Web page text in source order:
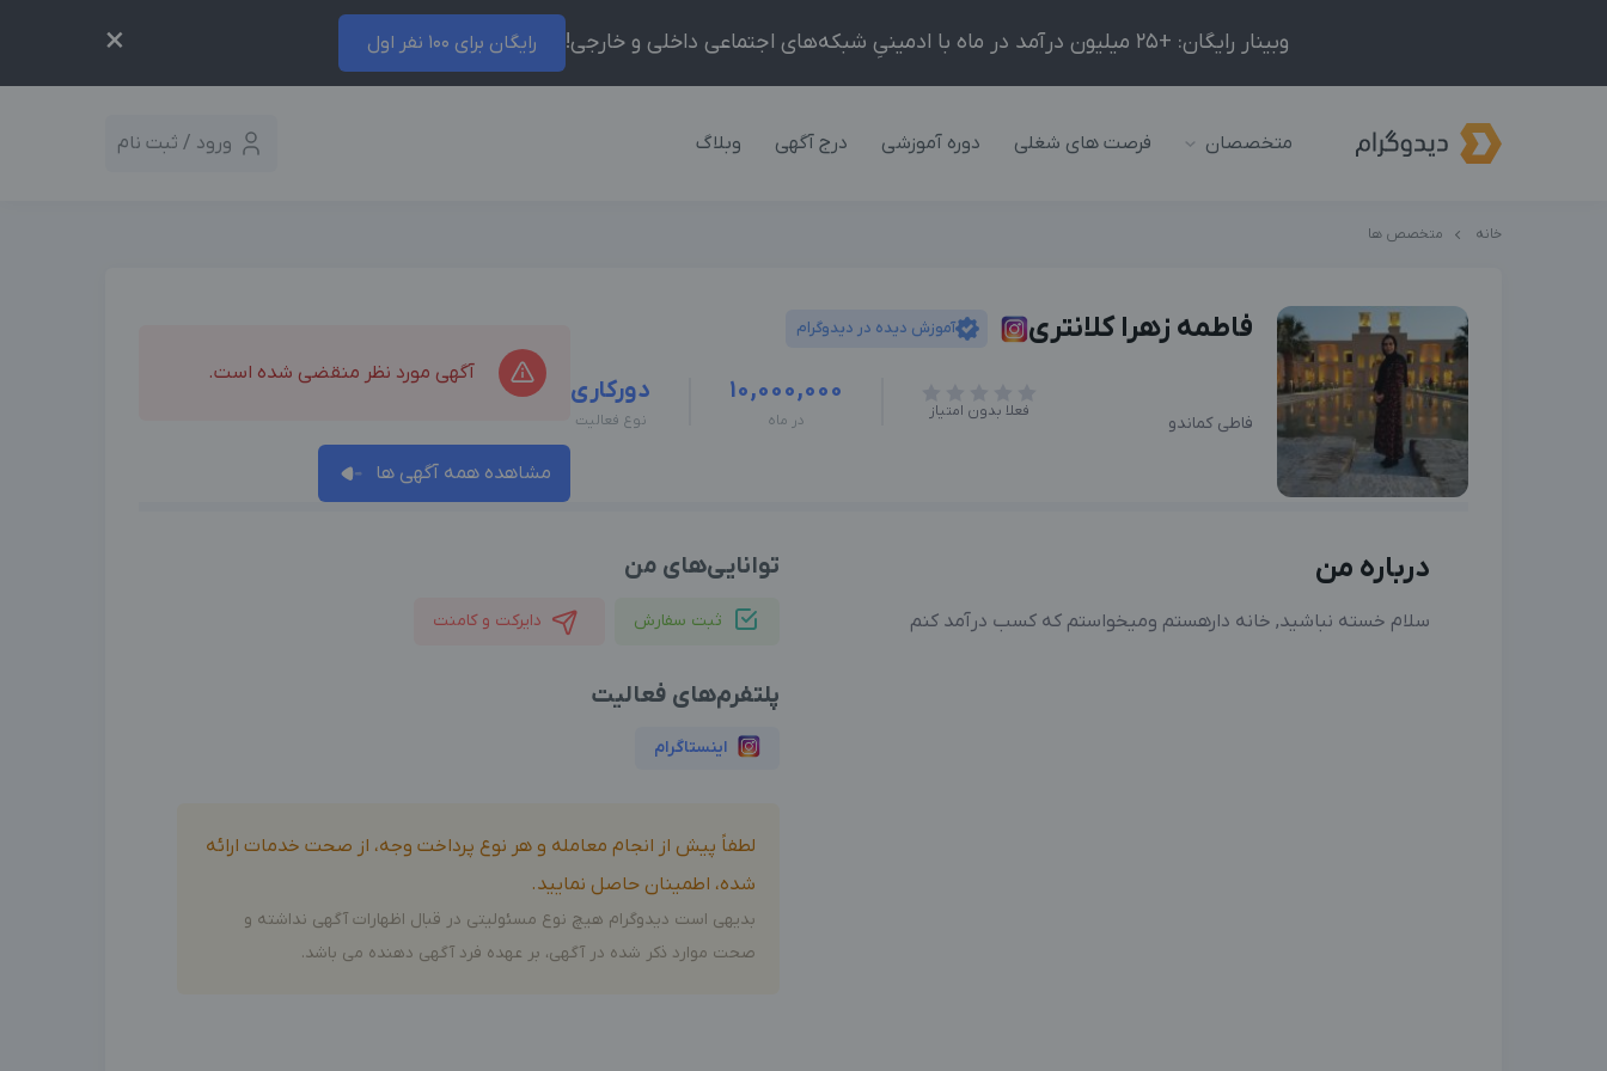
وبینار رایگان: +25 میلیون درآمد در ماه با ادمینیِ شبکه‌های اجتماعی داخلی و خارجی! رایگان برای 100 نفر اول ×
متخصصان فرصت های شغلی دوره آموزشی درج آگهی وبلاگ ورود / ثبت نام
خانه متخصص ها
فاطمه زهرا کلانتری آموزش دیده در دیدوگرام
فاطی کماندو
فعلا بدون امتیاز
10,000,000
در ماه
دورکاری
نوع فعالیت
آگهی مورد نظر منقضی شده است.
مشاهده همه آگهی ها
درباره من
سلام خسته نباشید, خانه دارهستم ومیخواستم که کسب درآمد کنم
توانایی‌های من
ثبت سفارش دایرکت و کامنت
پلتفرم‌های فعالیت
اینستاگرام
لطفاً پیش از انجام معامله و هر نوع پرداخت وجه، از صحت خدمات ارائه
شده، اطمینان حاصل نمایید.
بدیهی است دیدوگرام هیچ نوع مسئولیتی در قبال اظهارات آگهی نداشته و
صحت موارد ذکر شده در آگهی، بر عهده فرد آگهی دهنده می باشد.